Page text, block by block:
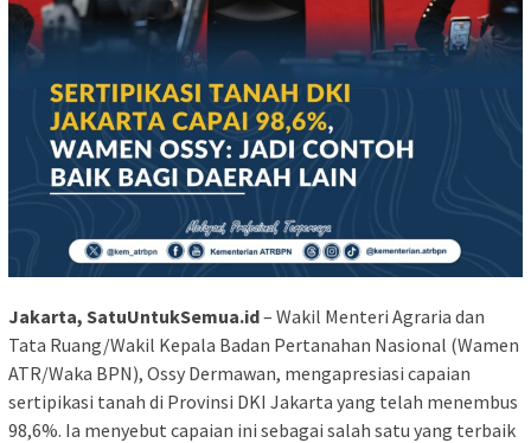
Jakarta, SatuUntukSemua.id– Wakil Menteri Agraria dan
Tata Ruang/Wakil Kepala Badan Pertanahan Nasional (Wamen
ATR/Waka BPN), Ossy Dermawan, mengapresiasi capaian
sertipikasi tanah di Provinsi DKI Jakarta yang telah menembus
98,6%. Ia menyebut capaian ini sebagai salah satu yang terbaik